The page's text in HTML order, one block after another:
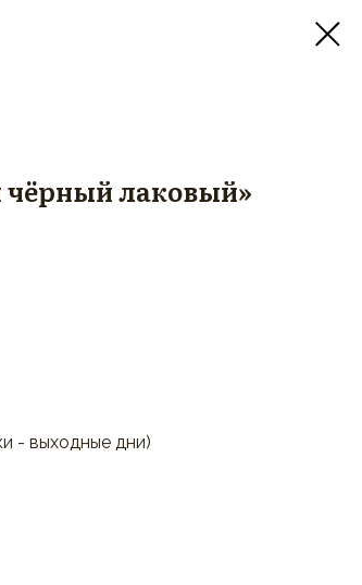
лаковый»
- выходные дни)